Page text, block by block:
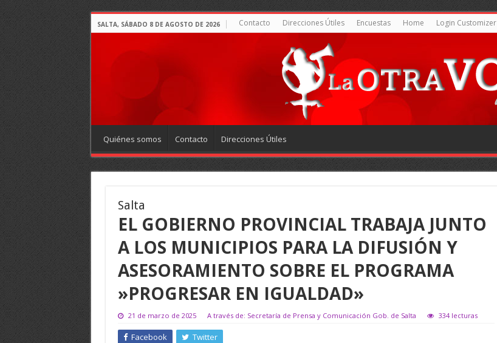
SALTA, SÁBADO 8 DE AGOSTO DE 2026 Contacto Direcciones Útiles Encuestas Home Login Customizer
Quiénes somos Contacto Direcciones Útiles
Salta
EL GOBIERNO PROVINCIAL TRABAJA JUNTO
A LOS MUNICIPIOS PARA LA DIFUSIÓN Y
ASESORAMIENTO SOBRE EL PROGRAMA
»PROGRESAR EN IGUALDAD»
21 de marzo de 2025 A través de: Secretaría de Prensa y Comunicación Gob. de Salta 334 lecturas
Facebook Twitter